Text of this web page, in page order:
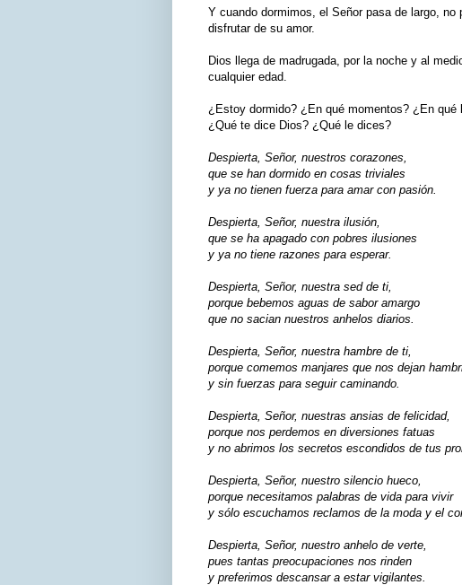
Y cuando dormimos, el Señor pasa de largo,
disfrutar de su amor.
Dios llega de madrugada, por la noche y al
cualquier edad.
¿Estoy dormido? ¿En qué momentos? ¿En qué
¿Qué te dice Dios? ¿Qué le dices?
Despierta, Señor, nuestros corazones,
que se han dormido en cosas triviales
y ya no tienen fuerza para amar con pasión.
Despierta, Señor, nuestra ilusión,
que se ha apagado con pobres ilusiones
y ya no tiene razones para esperar.
Despierta, Señor, nuestra sed de ti,
porque bebemos aguas de sabor amargo
que no sacian nuestros anhelos diarios.
Despierta, Señor, nuestra hambre de ti,
porque comemos manjares que nos dejan
y sin fuerzas para seguir caminando.
Despierta, Señor, nuestras ansias de felicidad,
porque nos perdemos en diversiones fatuas
y no abrimos los secretos escondidos de tus
Despierta, Señor, nuestro silencio hueco,
porque necesitamos palabras de vida para vivir
y sólo escuchamos reclamos de la moda y el
Despierta, Señor, nuestro anhelo de verte,
pues tantas preocupaciones nos rinden
y preferimos descansar a estar vigilantes.